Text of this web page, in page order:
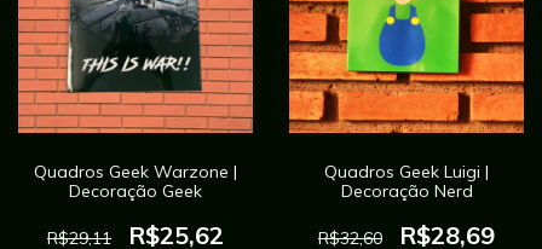
Quadros Geek Warzone |
Decoração Geek
R$29,11 R$25,62
Quadros Geek Luigi |
Decoração Nerd
R$32,60 R$28,69